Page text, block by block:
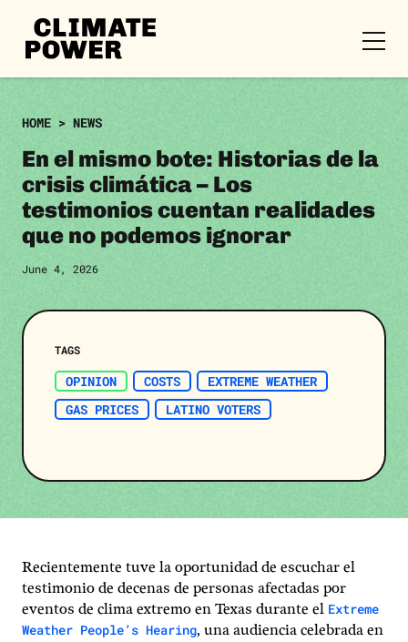
Skip to content
Skip to content
CLIMATE
POWER
HOME > NEWS
En el mismo bote: Historias de la
crisis climática – Los
testimonios cuentan realidades
que no podemos ignorar
June 4, 2026
TAGS
OPINION COSTS
EXTREME WEATHER
GAS PRICES
LATINO VOTERS
Recientemente tuve la oportunidad de escuchar el
testimonio de decenas de personas afectadas por
eventos de clima extremo en Texas durante el Extreme
Weather People’s Hearing, una audiencia celebrada en